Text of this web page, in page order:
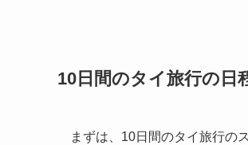
10日間のタイ旅行の日
まずは、10日間のタイ旅行の